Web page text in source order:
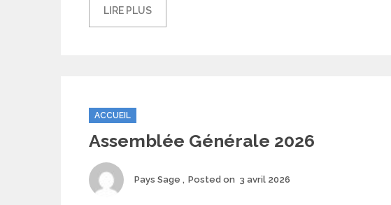
LIRE PLUS
Categories
ACCUEIL
Assemblée Générale 2026
Author
Pays Sage Posted on 3 avril 2026